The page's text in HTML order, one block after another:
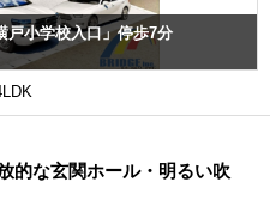
戸小学校入口」停歩7分
的な玄関ホール・明るい吹